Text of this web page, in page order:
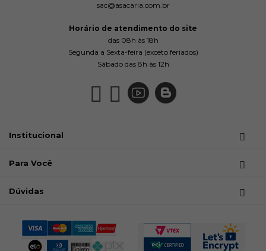
sac@asacaria.com.br
Horário de atendimento do site
das 08h às 18h
Segunda a Sexta-feira (exceto feriados)
Sábado das 8h às 12h
Institucional
Para Você
Dúvidas